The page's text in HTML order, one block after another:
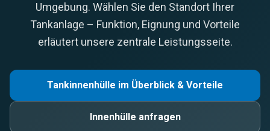
Umgebung. Wählen Sie den Standort Ihrer
Tankanlage – Funktion, Eignung und Vorteile
erläutert unsere zentrale Leistungsseite.
Tankinnenhülle im Überblick & Vorteile
Innenhülle anfragen